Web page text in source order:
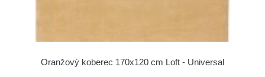
Oranžový koberec 170x120 cm Loft - Universal